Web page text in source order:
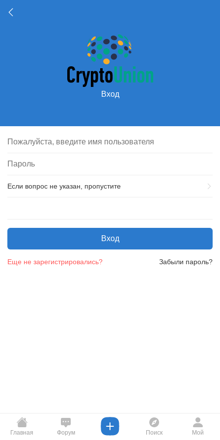
Вход
Если вопрос не указан, пропустите
Вход
Забыли пароль?
Еще не зарегистрировались?
Главная Форум Поиск Мой